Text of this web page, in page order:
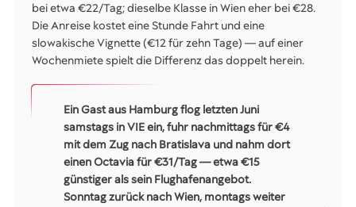
bei etwa €22/Tag; dieselbe Klasse in Wien eher bei €28.
Die Anreise kostet eine Stunde Fahrt und eine
slowakische Vignette (€12 für zehn Tage) — auf einer
Wochenmiete spielt die Differenz das doppelt herein.
Ein Gast aus Hamburg flog letzten Juni
samstags in VIE ein, fuhr nachmittags für €4
mit dem Zug nach Bratislava und nahm dort
einen Octavia für €31/Tag — etwa €15
günstiger als sein Flughafenangebot.
Sonntag zurück nach Wien, montags weiter